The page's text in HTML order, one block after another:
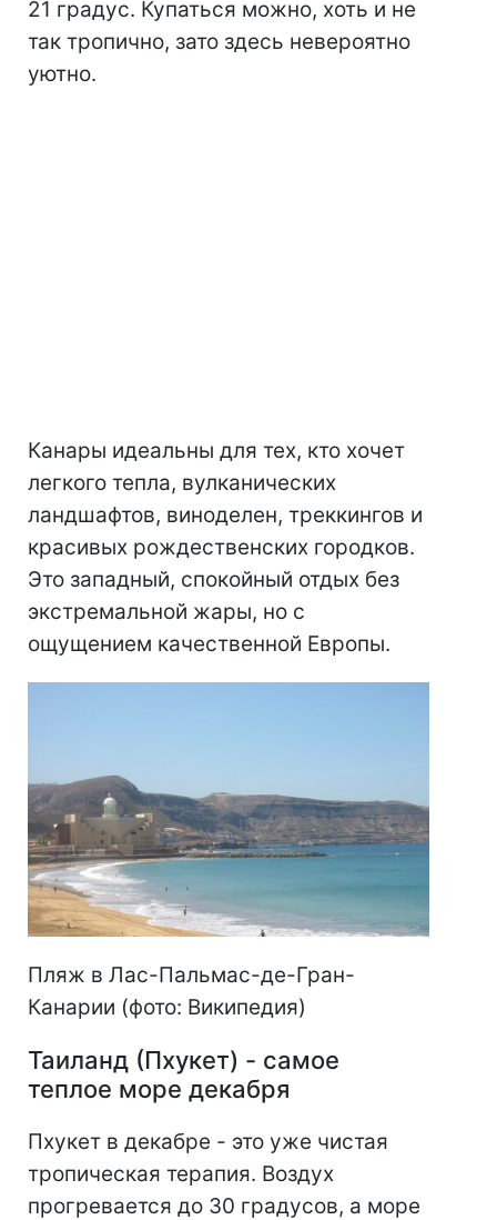
21 градус. Купаться можно, хоть и не
так тропично, зато здесь невероятно
уютно.
Канары идеальны для тех, кто хочет
легкого тепла, вулканических
ландшафтов, виноделен, треккингов и
красивых рождественских городков.
Это западный, спокойный отдых без
экстремальной жары, но с
ощущением качественной Европы.
Пляж в Лас-Пальмас-де-Гран-
Канарии (фото: Википедия)
Таиланд (Пхукет) - самое
теплое море декабря
Пхукет в декабре - это уже чистая
тропическая терапия. Воздух
прогревается до 30 градусов, а море